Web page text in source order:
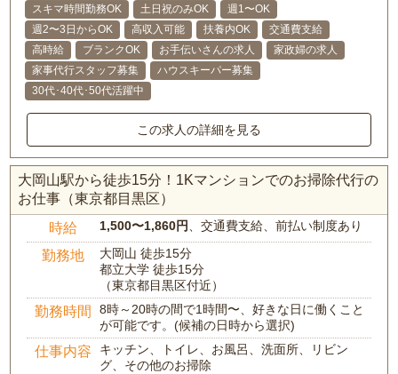
スキマ時間勤務OK 土日祝のみOK
週1〜OK
週2〜3日からOK
高収入可能 扶養内OK
交通費支給
高時給
ブランクOK お手伝いさんの求人
家政婦の求人
家事代行スタッフ募集
ハウスキーパー募集
30代･40代･50代活躍中
この求人の詳細を見る
大岡山駅から徒歩15分！1Kマンションでのお掃除代行の
お仕事（東京都目黒区）
時給 1,500〜1,860円、交通費支給、前払い制度あり
勤務地
大岡山 徒歩15分
都立大学 徒歩15分
（東京都目黒区付近）
勤務時間
8時～20時の間で1時間〜、好きな日に働くこと
が可能です。(候補の日時から選択)
仕事内容
キッチン、トイレ、お風呂、洗面所、リビン
グ、その他のお掃除